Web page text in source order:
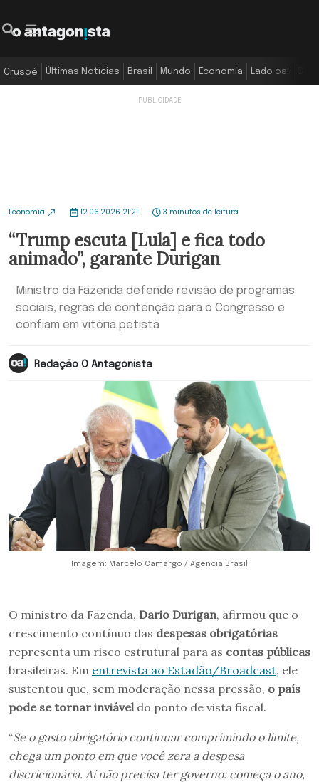
Crusoé Últimas Notícias Brasil Mundo Economia Lado oa!
Economia 12.06.2026 21:21 3 minutos de leitura
“Trump escuta [Lula] e fica todo
animado”, garante Durigan
Ministro da Fazenda defende revisão de programas
sociais, regras de contenção para o Congresso e
confiam em vitória petista
Redação O Antagonista
Imagem: Marcelo Camargo / Agência Brasil
O ministro da Fazenda, Dario Durigan, afirmou que o
crescimento contínuo das despesas obrigatórias
representa um risco estrutural para as contas públicas
brasileiras. Em entrevista ao Estadão/Broadcast, ele
sustentou que, sem moderação nessa pressão, o país
pode se tornar inviável do ponto de vista fiscal.
“Se o gasto obrigatório continuar comprimindo o limite,
chega um ponto em que você zera a despesa
discricionária. Aí não precisa ter governo: começa o ano,